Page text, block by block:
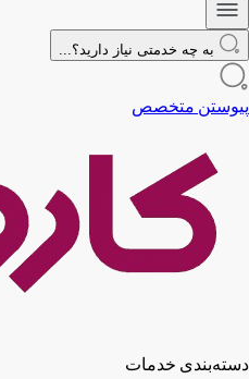
به چه خدمتی نیاز دارید؟...
پیوستن متخصص
دسته‌بندی خدمات